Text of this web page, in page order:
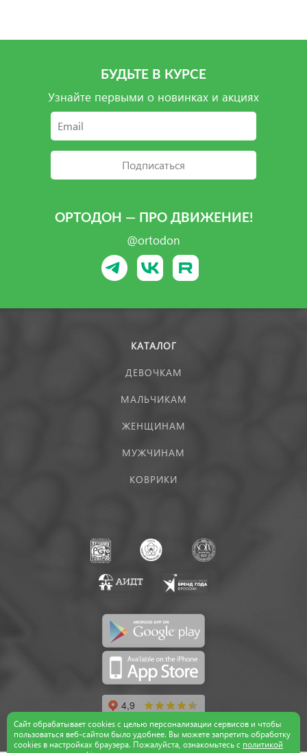
БУДЬТЕ В КУРСЕ
Узнайте первыми о новинках и акциях
Подписаться
ОРТОДОН — ПРО ДВИЖЕНИЕ!
@ortodon
КАТАЛОГ
ДЕВОЧКАМ
МАЛЬЧИКАМ
ЖЕНЩИНАМ
МУЖЧИНАМ
КОВРИКИ
Сайт обрабатывает cookies с целью персонализации сервисов и чтобы
пользоваться веб-сайтом было удобнее. Вы можете запретить обработку
сookies в настройках браузера. Пожалуйста, ознакомьтесь с политикой